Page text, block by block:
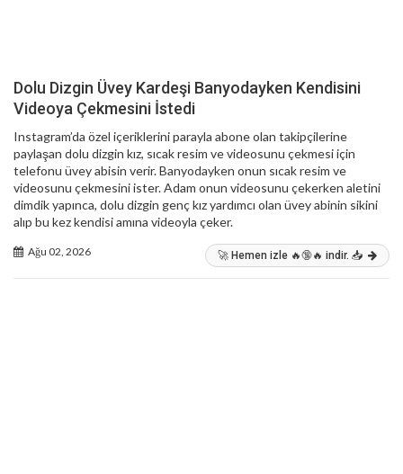
Dolu Dizgin Üvey Kardeşi Banyodayken Kendisini
Videoya Çekmesini İstedi
Instagram’da özel içeriklerini parayla abone olan takipçilerine
paylaşan dolu dizgin kız, sıcak resim ve videosunu çekmesi için
telefonu üvey abisin verir. Banyodayken onun sıcak resim ve
videosunu çekmesini ister. Adam onun videosunu çekerken aletini
dimdik yapınca, dolu dizgin genç kız yardımcı olan üvey abinin sikini
alıp bu kez kendisi amına videoyla çeker.
Ağu 02, 2026 🚀 Hemen izle 🔥🔞🔥 indir. 📥